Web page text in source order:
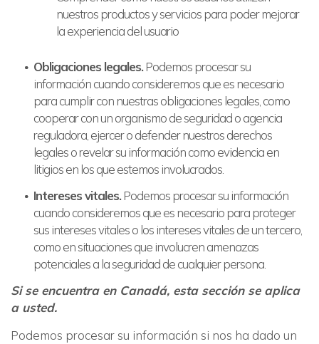
nuestros productos y servicios para poder mejorar
la experiencia del usuario
Obligaciones legales.Podemos procesar su
información cuando consideremos que es necesario
para cumplir con nuestras obligaciones legales, como
cooperar con un organismo de seguridad o agencia
reguladora, ejercer o defender nuestros derechos
legales o revelar su información como evidencia en
litigios en los que estemos involucrados.
Intereses vitales.Podemos procesar su información
cuando consideremos que es necesario para proteger
sus intereses vitales o los intereses vitales de un tercero,
como en situaciones que involucren amenazas
potenciales a la seguridad de cualquier persona.
Si se encuentra en Canadá, esta sección se aplica
a usted.
Podemos procesar su información si nos ha dado un